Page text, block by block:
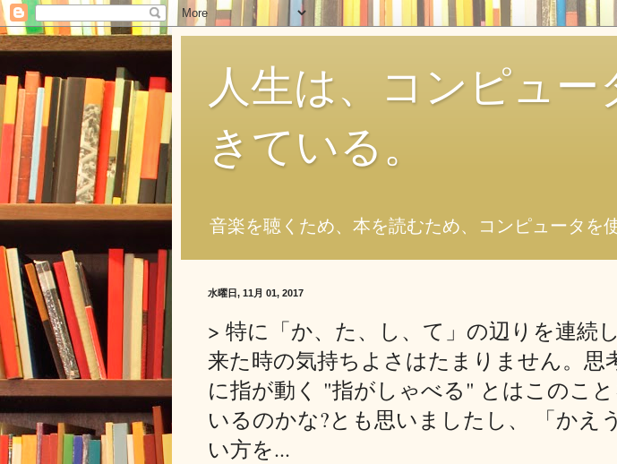
人生は、コンピュ
きている。
音楽を聴くため、本を読むため、コンピュータを
水曜日, 11月 01, 2017
> 特に「か、た、し、て」の辺りを連続
来た時の気持ちよさはたまりません。思
に指が動く "指がしゃべる" とはこのこ
いるのかな?とも思いましたし、 「かえ
い方を...